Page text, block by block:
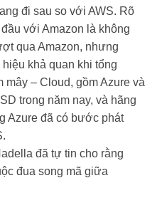
đi sau so với AWS. Rõ
với Amazon là không
qua Amazon, nhưng
khả quan khi tổng
mây – Cloud, gồm Azure và
trong năm nay, và hãng
Azure đã có bước phát
đã tự tin cho rằng
đua song mã giữa